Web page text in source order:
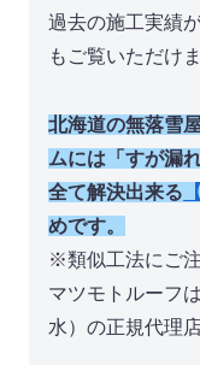
過去の施工実績
もご覧いただけま
北海道の無落雪
ムには「すが漏
全て解決出来る
めです。
※類似工法にご注
マツモトルーフ
水）の正規代理店